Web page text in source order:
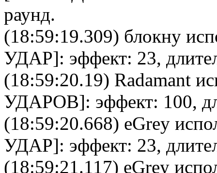
раунд.
(18:59:19.309) блокну
УДАР]: эффект: 23,
(18:59:20.19) Radamant
УДАРОВ]: эффект: 100,
(18:59:20.668) eGrey
УДАР]: эффект: 23,
(18:59:21.117) eGrey